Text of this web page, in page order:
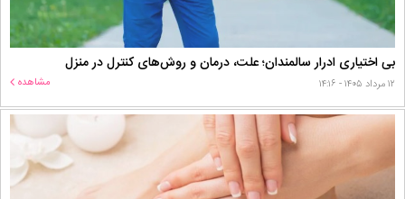
بی اختیاری ادرار سالمندان؛ علت، درمان و روش‌های کنترل در منزل
۱۲ مرداد ۱۴۰۵ - ۱۴:۱۶ مشاهده